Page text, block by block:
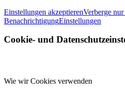
Einstellungen akzeptierenVerberge
BenachrichtigungEinstellungen
Cookie- und
Wie wir Cookies verwenden